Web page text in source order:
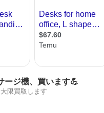
ージ機、買います💪
限買取します